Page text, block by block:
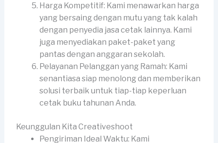
Harga Kompetitif: Kami menawarkan harga
yang bersaing dengan mutu yang tak kalah
dengan penyedia jasa cetak lainnya. Kami
juga menyediakan paket-paket yang
pantas dengan anggaran sekolah.
Pelayanan Pelanggan yang Ramah: Kami
senantiasa siap menolong dan memberikan
solusi terbaik untuk tiap-tiap keperluan
cetak buku tahunan Anda.
Keunggulan Kita Creativeshoot
Pengiriman Ideal Waktu: Kami